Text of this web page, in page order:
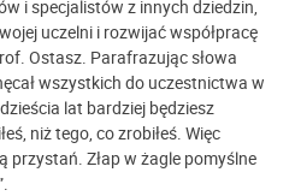
i specjalistów z innych dziedzin,
uczelni i rozwijać współpracę
Ostasz. Parafrazując słowa
wszystkich do uczestnictwa w
lat bardziej będziesz
niż tego, co zrobiłeś. Więc
przystań. Złap w żagle pomyślne